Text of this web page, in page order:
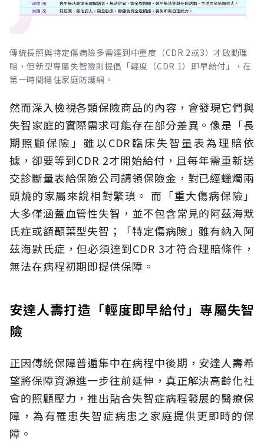
傳統長照與特定傷病險多需達到中重度（CDR 2或3）才啟動理
賠，但新型專屬失智險則提倡「輕度（CDR 1）即早給付」，在
第一時間穩住家庭防護網。
然而深入檢視各類保險商品的內容，會發現它們與
失智家庭的實際需求可能存在部分差異。像是「長
期照顧保險」雖以CDR臨床失智量表為理賠依
據，卻要等到CDR 2才開始給付，且每年需重新送
交診斷量表給保險公司請領保險金，對已經蠟燭兩
頭燒的家屬來說相對繁瑣。 而「重大傷病保險」
大多僅涵蓋血管性失智，並不包含常見的阿茲海默
氏症或額顳葉型失智；「特定傷病險」雖有納入阿
茲海默氏症，但必須達到CDR 3才符合理賠條件，
無法在病程初期即提供保障。
安達人壽打造「輕度即早給付」專屬失智
險
正因傳統保障普遍集中在病程中後期，安達人壽希
望將保障資源進一步往前延伸，真正解決高齡化社
會的照顧壓力，推出貼合失智症病程發展的醫療保
障，為有罹患失智症病患之家庭提供更即時的保
障。